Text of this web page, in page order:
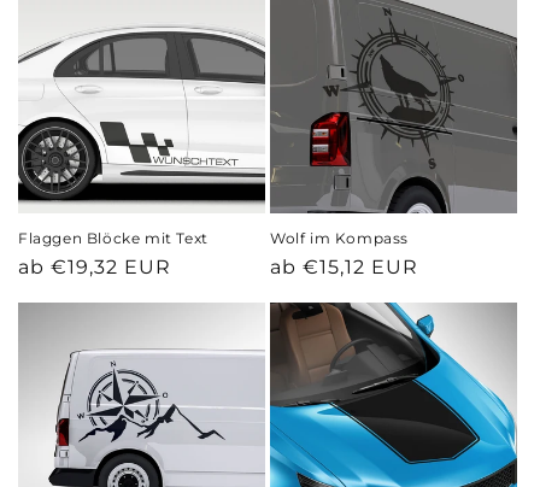
Flaggen Blöcke mit Text
Normaler
ab €19,32 EUR
Wolf im Kompass
Normaler
ab €15,12 EUR